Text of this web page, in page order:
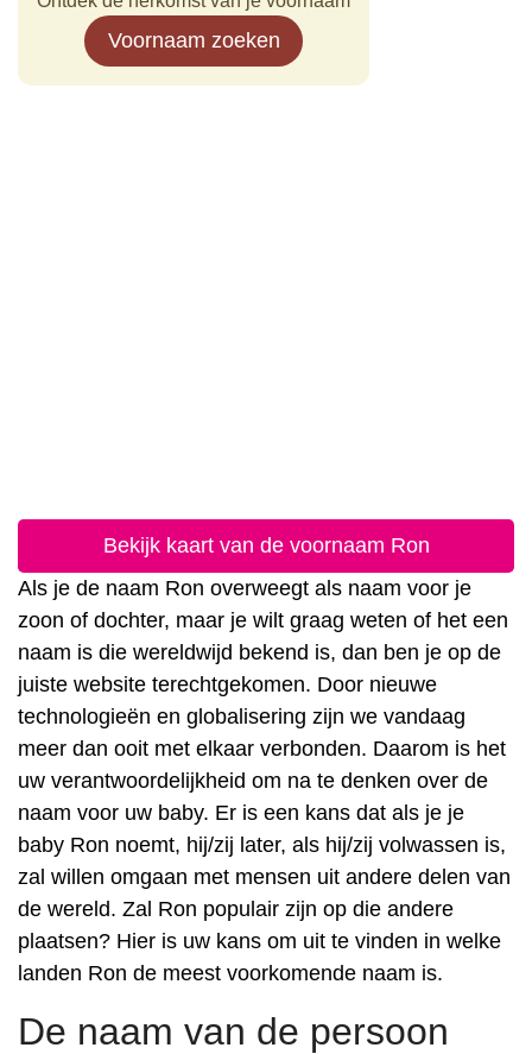
Voornaam zoeken
Bekijk kaart van de voornaam Ron
Als je de naam Ron overweegt als naam voor je
zoon of dochter, maar je wilt graag weten of het een
naam is die wereldwijd bekend is, dan ben je op de
juiste website terechtgekomen. Door nieuwe
technologieën en globalisering zijn we vandaag
meer dan ooit met elkaar verbonden. Daarom is het
uw verantwoordelijkheid om na te denken over de
naam voor uw baby. Er is een kans dat als je je
baby Ron noemt, hij/zij later, als hij/zij volwassen is,
zal willen omgaan met mensen uit andere delen van
de wereld. Zal Ron populair zijn op die andere
plaatsen? Hier is uw kans om uit te vinden in welke
landen Ron de meest voorkomende naam is.
De naam van de persoon